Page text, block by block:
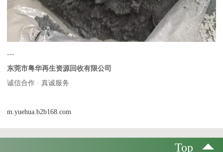
---
东莞市粤华再生资源回收有限公司
诚信合作 · 真诚服务
m.yuehua.b2b168.com
Top